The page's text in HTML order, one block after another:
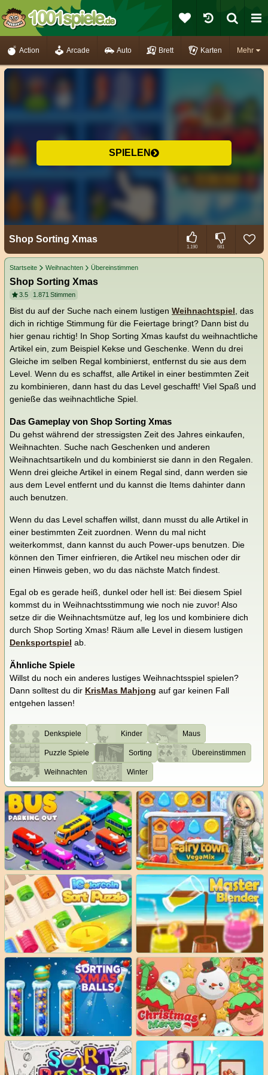
Mehr
Action Arcade Auto Brett Karten
SPIELEN
Shop Sorting Xmas
1.190 681
Startseite Weihnachten Übereinstimmen
Shop Sorting Xmas
3.5 1.871Stimmen
Bist du auf der Suche nach einem lustigen Weihnachtspiel, das
dich in richtige Stimmung für die Feiertage bringt? Dann bist du
hier genau richtig! In Shop Sorting Xmas kaufst du weihnachtliche
Artikel ein, zum Beispiel Kekse und Geschenke. Wenn du drei
Gleiche im selben Regal kombinierst, entfernst du sie aus dem
Level. Wenn du es schaffst, alle Artikel in einer bestimmten Zeit
zu kombinieren, dann hast du das Level geschafft! Viel Spaß und
genieße das weihnachtliche Spiel.
Das Gameplay von Shop Sorting Xmas
Du gehst während der stressigsten Zeit des Jahres einkaufen,
Weihnachten. Suche nach Geschenken und anderen
Weihnachtsartikeln und du kombinierst sie dann in den Regalen.
Wenn drei gleiche Artikel in einem Regal sind, dann werden sie
aus dem Level entfernt und du kannst die Items dahinter dann
auch benutzen.
Wenn du das Level schaffen willst, dann musst du alle Artikel in
einer bestimmten Zeit zuordnen. Wenn du mal nicht
weiterkommst, dann kannst du auch Power-ups benutzen. Die
können den Timer einfrieren, die Artikel neu mischen oder dir
einen Hinweis geben, wo du das nächste Match findest.
Egal ob es gerade heiß, dunkel oder hell ist: Bei diesem Spiel
kommst du in Weihnachtsstimmung wie noch nie zuvor! Also
setze dir die Weihnachtsmütze auf, leg los und kombiniere dich
durch Shop Sorting Xmas! Räum alle Level in diesem lustigen
Denksportspiel ab.
Ähnliche Spiele
Willst du noch ein anderes lustiges Weihnachtsspiel spielen?
Dann solltest du dir KrisMas Mahjong auf gar keinen Fall
entgehen lassen!
Denkspiele Kinder Maus
Puzzle Spiele Sorting Übereinstimmen
Weihnachten Winter